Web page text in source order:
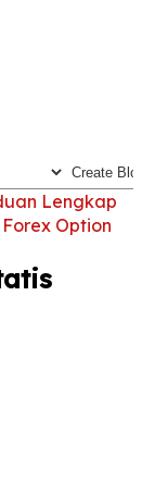
Lengkap
Option